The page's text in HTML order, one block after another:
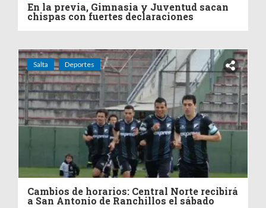
En la previa, Gimnasia y Juventud sacan
chispas con fuertes declaraciones
Salta Deportes
Cambios de horarios: Central Norte recibirá
a San Antonio de Ranchillos el sábado